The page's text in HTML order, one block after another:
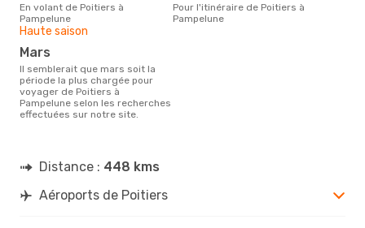
En volant de Poitiers à
Pampelune
Pour l'itinéraire de Poitiers à
Pampelune
Haute saison
mars
Il semblerait que mars soit la
période la plus chargée pour
voyager de Poitiers à
Pampelune selon les recherches
effectuées sur notre site.
Distance : 448 kms
Aéroports de Poitiers